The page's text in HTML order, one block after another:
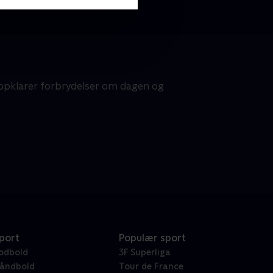
forbrydelser om dagen og
Populær sport
3F Superliga
Tour de France